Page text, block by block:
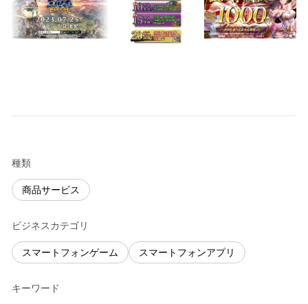
種類
商品サービス
ビジネスカテゴリ
スマートフォンゲーム スマートフォンアプリ
キーワード